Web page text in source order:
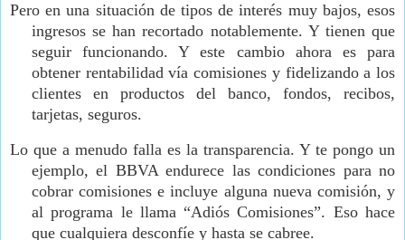
Pero en una situación de tipos de interés muy bajos, esos
ingresos se han recortado notablemente. Y tienen que
seguir funcionando. Y este cambio ahora es para
obtener rentabilidad vía comisiones y fidelizando a los
clientes en productos del banco, fondos, recibos,
tarjetas, seguros.
Lo que a menudo falla es la transparencia. Y te pongo un
ejemplo, el BBVA endurece las condiciones para no
cobrar comisiones e incluye alguna nueva comisión, y
al programa le llama “Adiós Comisiones”. Eso hace
que cualquiera desconfíe y hasta se cabree.